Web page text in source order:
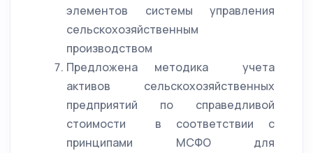
элементов системы управления
сельскохозяйственным
производством
Предложена методика учета
активов сельскохозяйственных
предприятий по справедливой
стоимости в соответствии с
принципами МСФО для